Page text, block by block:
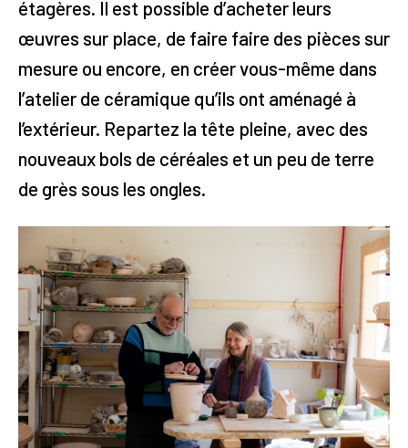
étagères. Il est possible d’acheter leurs
œuvres sur place, de faire faire des pièces sur
mesure ou encore, en créer vous-même dans
l’atelier de céramique qu’ils ont aménagé à
l’extérieur. Repartez la tête pleine, avec des
nouveaux bols de céréales et un peu de terre
de grès sous les ongles.